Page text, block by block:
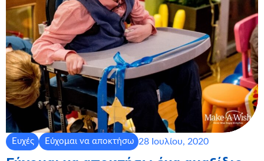
Ευχές Εύχομαι να αποκτήσω 28 Ιουλίου, 2020